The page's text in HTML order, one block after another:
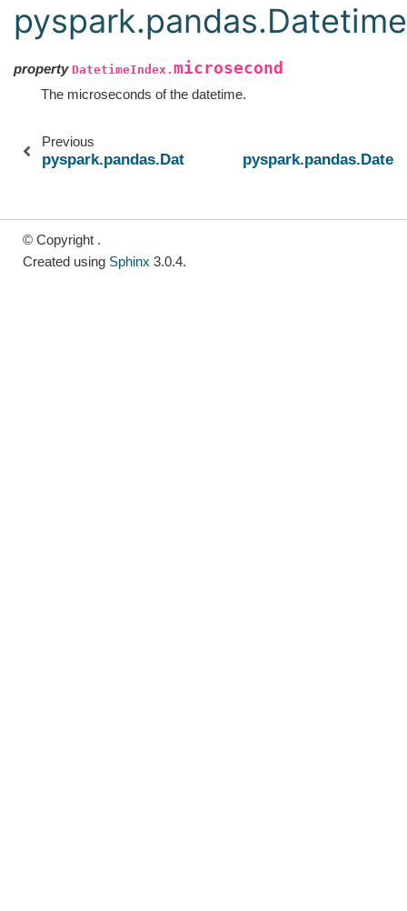
property DatetimeIndex. microsecond
The microseconds of the datetime.
Previous
pyspark.pandas.DatetimeIndex.second
© Copyright .
Created using Sphinx 3.0.4.